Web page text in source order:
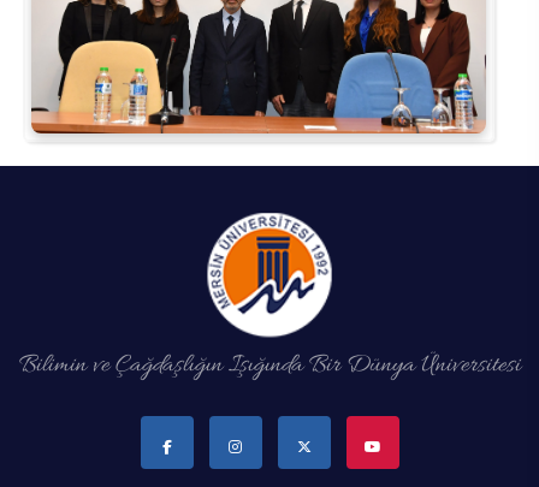
Bilimin ve Çağdaşlığın Işığında Bir Dünya Üniversitesi